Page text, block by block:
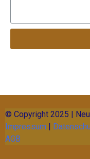
© Copyright 2025 |
Impressum
AGB